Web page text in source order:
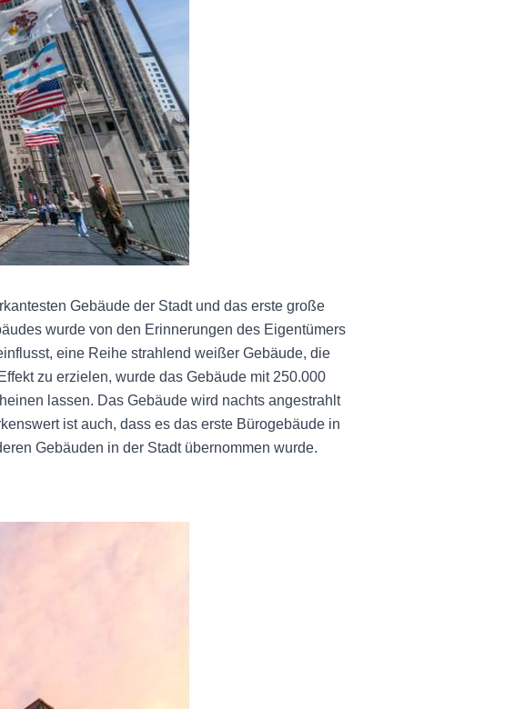
Gebäude der Stadt und das erste große
wurde von den Erinnerungen des Eigentümers
eine Reihe strahlend weißer Gebäude, die
zu erzielen, wurde das Gebäude mit 250.000
lassen. Das Gebäude wird nachts angestrahlt
ist auch, dass es das erste Bürogebäude in
Gebäuden in der Stadt übernommen wurde.